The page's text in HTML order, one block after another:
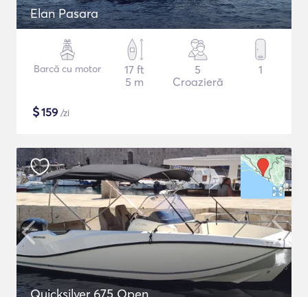
Elan Pasara
Barcă cu motor
17 ft
5 m
5
Croazieră
1
$159 /zi